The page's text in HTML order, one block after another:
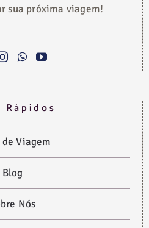
sua próxima viagem!
Rápidos
de Viagem
Blog
Nós